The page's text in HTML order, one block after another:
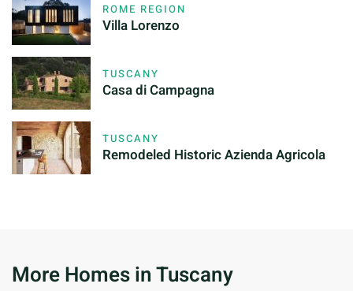
ROME REGION
Villa Lorenzo
TUSCANY
Casa di Campagna
TUSCANY
Remodeled Historic Azienda Agricola
More Homes in Tuscany